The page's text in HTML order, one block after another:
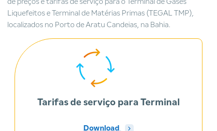
de preços e tarifas de serviço para o Terminal de Gases
Liquefeitos e Terminal de Matérias Primas (TEGAL TMP),
localizados no Porto de Aratu Candeias, na Bahia.
Tarifas de serviço para Terminal
Download